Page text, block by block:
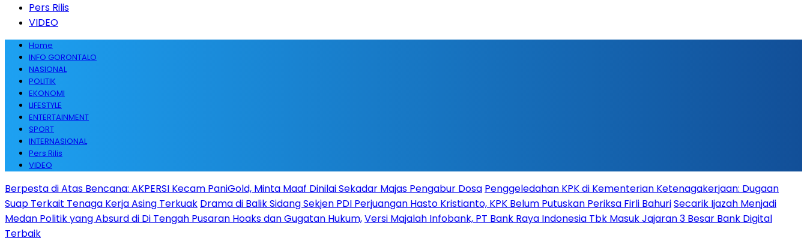
Pers Rilis
VIDEO
Home
INFO GORONTALO
NASIONAL
POLITIK
EKONOMI
LIFESTYLE
ENTERTAINMENT
SPORT
INTERNASIONAL
Pers Rilis
VIDEO
Berpesta di Atas Bencana: AKPERSI Kecam PaniGold, Minta Maaf Dinilai Sekadar Majas Pengabur Dosa Penggeledahan KPK di Kementerian Ketenagakerjaan: Dugaan
Suap Terkait Tenaga Kerja Asing Terkuak Drama di Balik Sidang Sekjen PDI Perjuangan Hasto Kristianto, KPK Belum Putuskan Periksa Firli BahuriSecarik Ijazah Menjadi
Medan Politik yang Absurd di Di Tengah Pusaran Hoaks dan Gugatan Hukum,Versi Majalah Infobank, PT Bank Raya Indonesia Tbk Masuk Jajaran 3 Besar Bank Digital
Terbaik